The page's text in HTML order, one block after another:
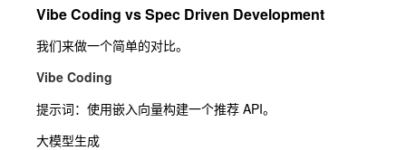
Vibe Coding vs Spec Driven Development
我们来做一个简单的对比。
Vibe Coding
提示词：使用嵌入向量构建一个推荐 API。
大模型生成